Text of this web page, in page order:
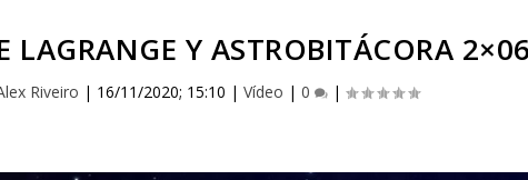
LAGRANGE Y ASTROBITÁCORA 2×06
Riveiro | 16/11/2020; 15:10 | Vídeo | 0 |